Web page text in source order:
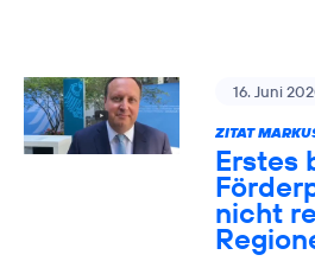
16. Juni
ZITAT
Erstes
nicht